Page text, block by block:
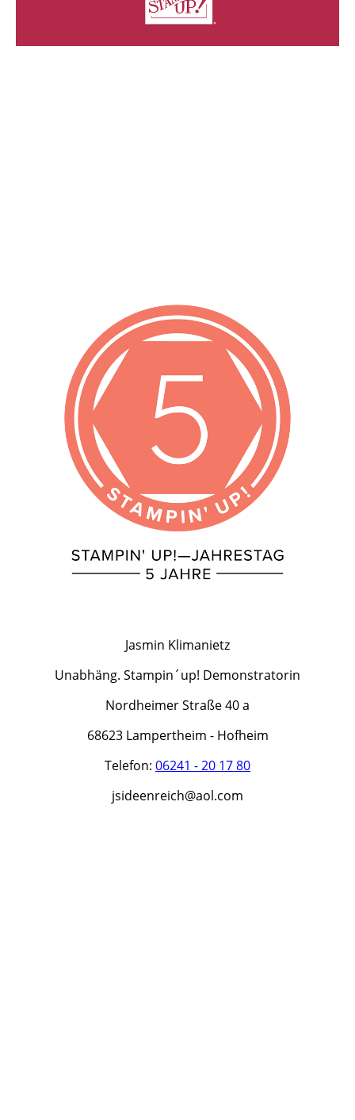
Jasmin Klimanietz
Unabhäng. Stampin´up! Demonstratorin
Nordheimer Straße 40 a
68623 Lampertheim - Hofheim
Telefon: 06241 - 20 17 80
jsideenreich@aol.com